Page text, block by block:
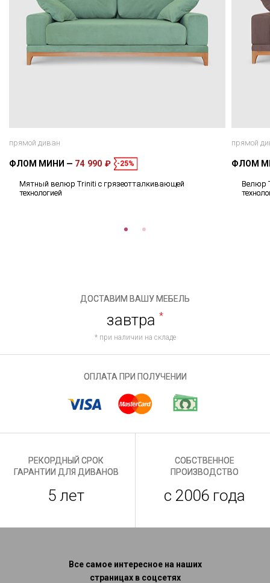
прямой диван
ФЛОМ МИНИ 74 990 ₽ -25%
Мятный велюр Triniti с грязеотталкивающей
технологией
прямой
ФЛОМ
Велюр
ДОСТАВИМ ВАШУ МЕБЕЛЬ
завтра *
* при наличии на складе
ОПЛАТА ПРИ ПОЛУЧЕНИИ
РЕКОРДНЫЙ СРОК
ГАРАНТИИ ДЛЯ ДИВАНОВ
5 лет
СОБСТВЕННОЕ
ПРОИЗВОДСТВО
с 2006 года
Все самое интересное на наших
страницах в соцсетях